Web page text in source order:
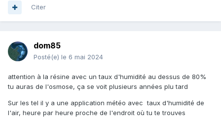
Citer
dom85
Posté(e) le 6 mai 2024
attention à la résine avec un taux d'humidité au dessus de 80%
tu auras de l'osmose, ça se voit plusieurs années plu tard
Sur les tel il y a une application météo avec taux d'humidité de
l'air, heure par heure proche de l'endroit où tu te trouves